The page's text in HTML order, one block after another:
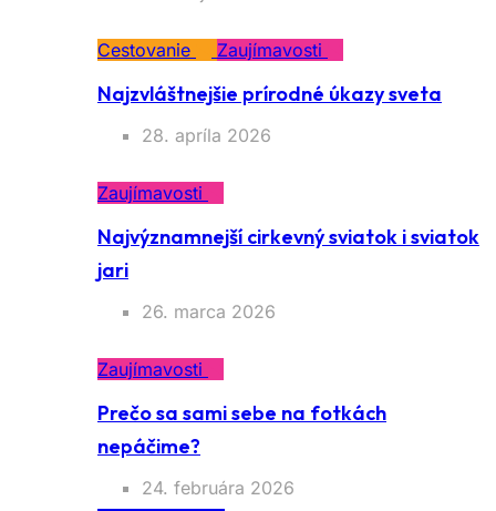
Cestovanie Zaujímavosti
Najzvláštnejšie prírodné úkazy sveta
28. apríla 2026
Zaujímavosti
Najvýznamnejší cirkevný sviatok i sviatok
jari
26. marca 2026
Zaujímavosti
Prečo sa sami sebe na fotkách
nepáčime?
24. februára 2026